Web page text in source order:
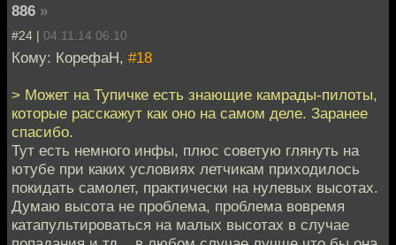
886 »
#24 | 04.11.14 06:10
Кому: КорефаН, #18
> Может на Тупичке есть знающие камрады-пилоты,
которые расскажут как оно на самом деле. Заранее
спасибо.
Тут есть немного инфы, плюс советую глянуть на
ютубе при каких условиях летчикам приходилось
покидать самолет, практически на нулевых высотах.
Думаю высота не проблема, проблема вовремя
катапультироваться на малых высотах в случае